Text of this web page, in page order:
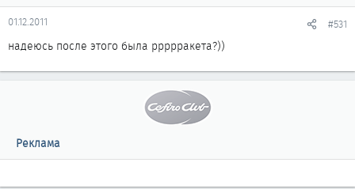
01.12.2011 #531
надеюсь после этого была ррррракета?))
Реклама